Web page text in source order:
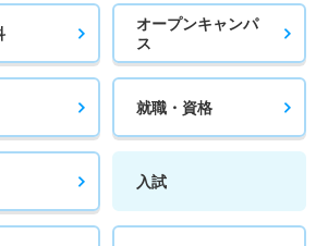
オープンキャンパ
ス
就職・資格
入試